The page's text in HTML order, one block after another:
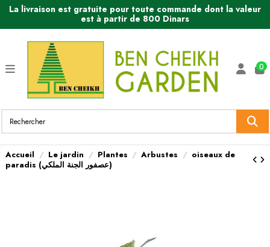
La livraison est gratuite pour toute commande dont la valeur
est à partir de 800 Dinars
0
Accueil Le jardin Plantes Arbustes
oiseaux de
paradis (عصفور الجنة الملكي)